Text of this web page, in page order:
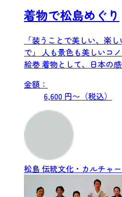
着物で松島めぐり
「装うことで美しい、楽
で」 人も景色も美しいコ
絵巻 着物として、日本の感性を凝縮した美の
金額：
6,600 円〜（税込）
松島 伝統文化・カルチャー